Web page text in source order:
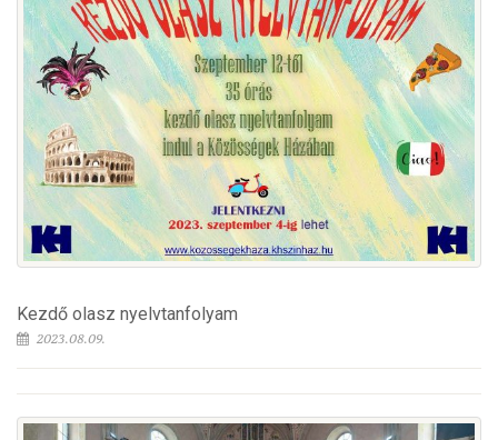
Kezdő olasz nyelvtanfolyam
2023.08.09.